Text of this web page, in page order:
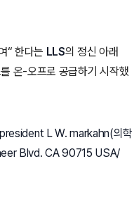
“ 한다는 LLS의 정신 아래
온-오프로 공급하기 시작했
L W. markahn(의학
Blvd. CA 90715 USA/